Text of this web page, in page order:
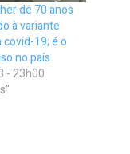
de 70 anos
à variante
19; é o
no país
- 23h00